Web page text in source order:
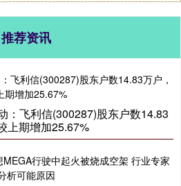
推荐资讯
：飞利信(300287)股东户数14.83
上期增加25.67%